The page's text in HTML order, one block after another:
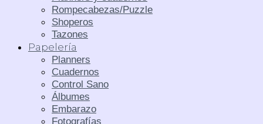
Rompecabezas/Puzzle
Shoperos
Tazones
Papelería
Planners
Cuadernos
Control Sano
Álbumes
Embarazo
Fotografías